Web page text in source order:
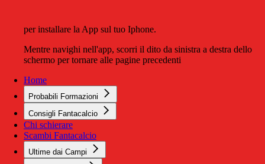
per installare la App sul tuo Iphone.
Mentre navighi nell'app, scorri il dito da sinistra a destra dello
schermo per tornare alle pagine precedenti
Home
Probabili Formazioni
Consigli Fantacalcio
Chi schierare
Scambi Fantacalcio
Ultime dai Campi